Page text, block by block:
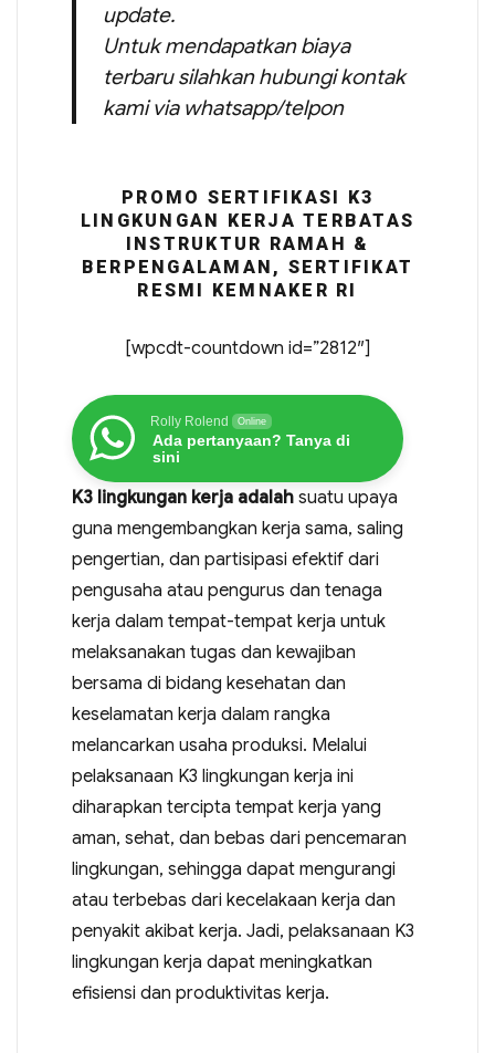
update.
Untuk mendapatkan biaya
terbaru silahkan hubungi kontak
kami via whatsapp/telpon
PROMO SERTIFIKASI K3
LINGKUNGAN KERJA TERBATAS
INSTRUKTUR RAMAH &
BERPENGALAMAN, SERTIFIKAT
RESMI KEMNAKER RI
[wpcdt-countdown id=”2812″]
Rolly Rolend Online
Ada pertanyaan? Tanya di
sini
K3 lingkungan kerja adalahsuatu upaya
guna mengembangkan kerja sama, saling
pengertian, dan partisipasi efektif dari
pengusaha atau pengurus dan tenaga
kerja dalam tempat-tempat kerja untuk
melaksanakan tugas dan kewajiban
bersama di bidang kesehatan dan
keselamatan kerja dalam rangka
melancarkan usaha produksi. Melalui
pelaksanaan K3 lingkungan kerja ini
diharapkan tercipta tempat kerja yang
aman, sehat, dan bebas dari pencemaran
lingkungan, sehingga dapat mengurangi
atau terbebas dari kecelakaan kerja dan
penyakit akibat kerja. Jadi, pelaksanaan K3
lingkungan kerja dapat meningkatkan
efisiensi dan produktivitas kerja.